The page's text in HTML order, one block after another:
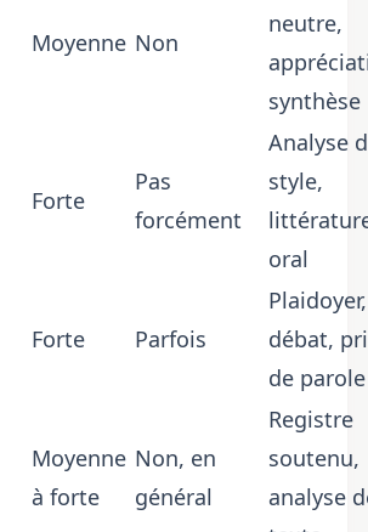
Moyenne Non
neutre,
synthèse
Forte
Pas
forcément
Analyse
style,
oral
Forte Parfois
Plaidoyer,
débat,
de parole
Moyenne
à forte
Non, en
général
Registre
soutenu,
analyse